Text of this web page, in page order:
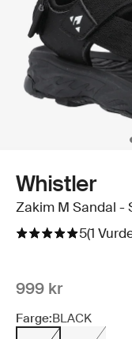
Whistler
Zakim M Sandal -
5(1
999 kr
Farge:BLACK